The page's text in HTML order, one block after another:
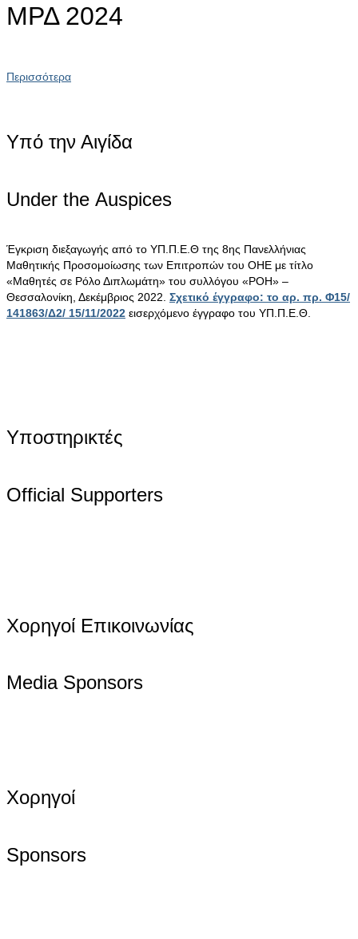
ΜΡΔ 2024
Περισσότερα
Υπό την Αιγίδα
Under the Αuspices
Έγκριση διεξαγωγής από το ΥΠ.Π.Ε.Θ της 8ης Πανελλήνιας
Μαθητικής Προσομοίωσης των Επιτροπών του ΟΗΕ με τίτλο
«Μαθητές σε Ρόλο Διπλωμάτη» του συλλόγου «ΡΟΗ» –
Θεσσαλονίκη, Δεκέμβριος 2022. Σχετικό έγγραφο: το αρ. πρ. Φ15/
141863/Δ2/ 15/11/2022 εισερχόμενο έγγραφο του ΥΠ.Π.Ε.Θ.
Υποστηρικτές
Official Supporters
Χορηγοί Επικοινωνίας
Media Sponsors
Χορηγοί
Sponsors